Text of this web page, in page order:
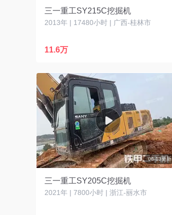
三一重工SY215C挖掘机
2013年 | 17480小时 | 广西-桂林市
11.6万
06-13更新
三一重工SY205C挖掘机
2021年 | 7800小时 | 浙江-丽水市